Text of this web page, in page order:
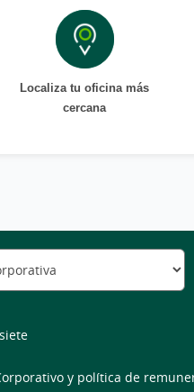
Localiza tu oficina más
cercana
y política de